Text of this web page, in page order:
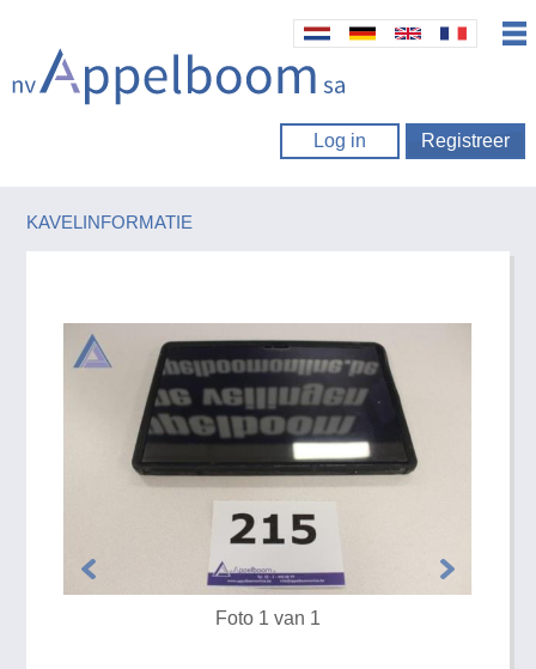
Log in Registreer
KAVELINFORMATIE
Foto 1 van 1